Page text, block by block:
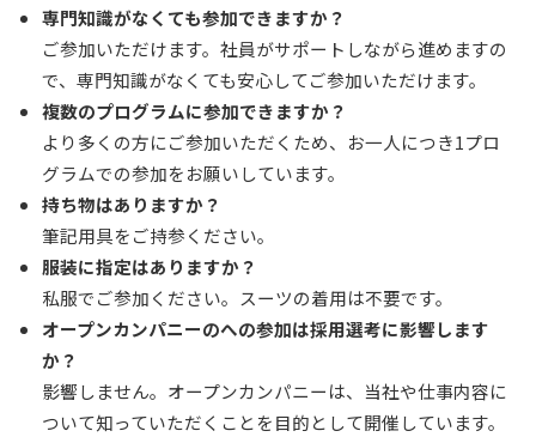
専門知識がなくても参加できますか？
ご参加いただけます。社員がサポートしながら進めますの
で、専門知識がなくても安心してご参加いただけます。
複数のプログラムに参加できますか？
より多くの方にご参加いただくため、お一人につき1プロ
グラムでの参加をお願いしています。
持ち物はありますか？
筆記用具をご持参ください。
服装に指定はありますか？
私服でご参加ください。スーツの着用は不要です。
オープンカンパニーのへの参加は採用選考に影響します
か？
影響しません。オープンカンパニーは、当社や仕事内容に
ついて知っていただくことを目的として開催しています。